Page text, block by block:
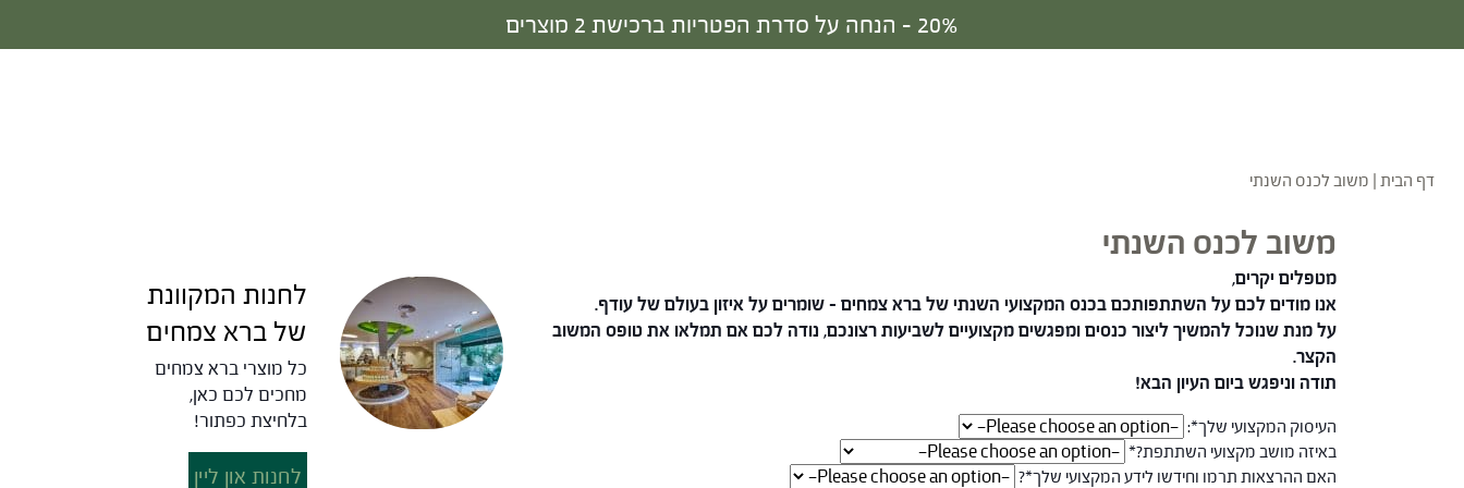
30% - הנחה על סדרת הפטריות ברכישת 3 מוצרים
דף הבית | משוב לכנס השנתי
משוב לכנס השנתי
מטפלים יקרים,
אנו מודים לכם על השתתפותכם בכנס המקצועי השנתי של ברא צמחים – שומרים על איזון בעולם של עודף.
על מנת שנוכל להמשיך ליצור כנסים ומפגשים מקצועיים לשביעות רצונכם, נודה לכם אם תמלאו את טופס המשוב
הקצר.
תודה וניפגש ביום העיון הבא!
העיסוק המקצועי שלך*:
באיזה מושב מקצועי השתתפת?*
האם ההרצאות תרמו וחידשו לידע המקצועי שלך*?
לחנות המקוונת
של ברא צמחים
כל מוצרי ברא צמחים
מחכים לכם כאן,
בלחיצת כפתור!
לחנות און ליין